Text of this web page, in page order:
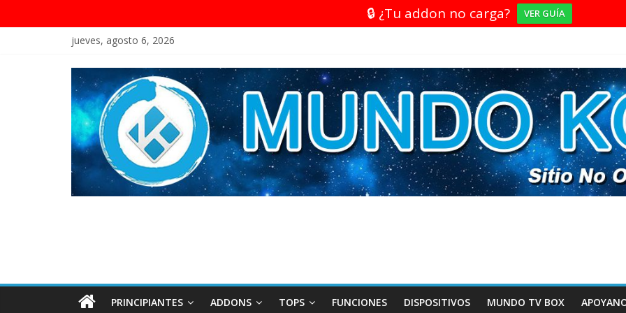
🔒 ¿Tu addon no carga? VER GUÍA
jueves, agosto 6, 2026
PRINCIPIANTES ADDONS TOPS FUNCIONES DISPOSITIVOS MUNDO TV BOX